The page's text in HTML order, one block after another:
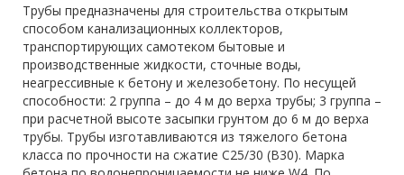
Трубы предназначены для строительства открытым
способом канализационных коллекторов,
транспортирующих самотеком бытовые и
производственные жидкости, сточные воды,
неагрессивные к бетону и железобетону. По несущей
способности: 2 группа – до 4 м до верха трубы; 3 группа –
при расчетной высоте засыпки грунтом до 6 м до верха
трубы. Трубы изготавливаются из тяжелого бетона
класса по прочности на сжатие С25/30 (В30). Марка